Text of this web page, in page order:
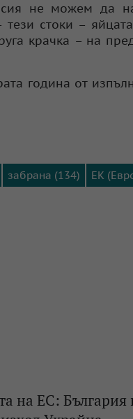
не можем да
стоки –
крачка – на
година от
забрана (134) ЕК
на ЕС: